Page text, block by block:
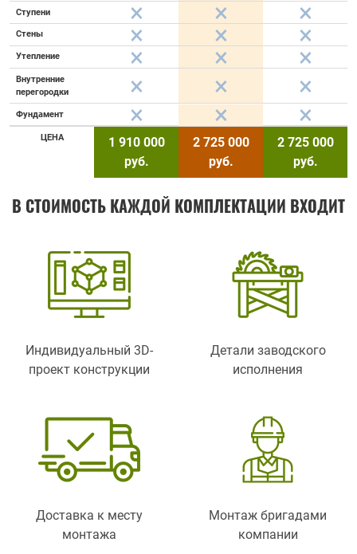
Ступени
Стены
Утепление
Внутренние
перегородки
Фундамент
ЦЕНА
1 910 000
руб.
2 725 000
руб.
2 725 000
руб.
В СТОИМОСТЬ КАЖДОЙ КОМПЛЕКТАЦИИ ВХОДИТ
Индивидуальный 3D-
проект конструкции
Детали заводского
исполнения
Доставка к месту
монтажа
Монтаж бригадами
компании